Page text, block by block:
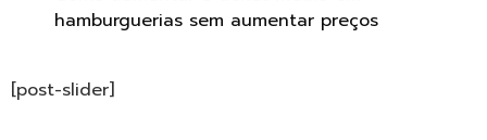
hamburguerias sem aumentar preços
[post-slider]